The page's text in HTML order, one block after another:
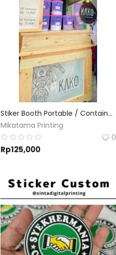
Stiker Booth Portable / Container / Gerobak
Mikatama Printing
0
Rp125,000